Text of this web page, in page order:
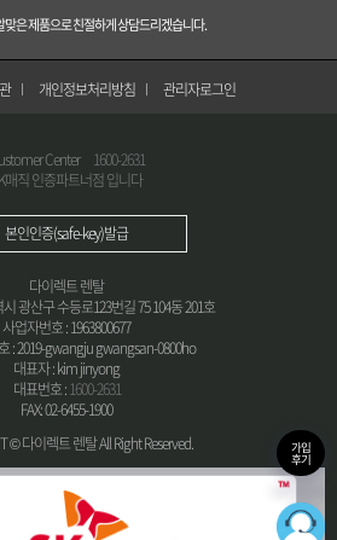
맞은 제품으로 친절하게 상담드리겠습니다.
개인정보처리방침 관리자로그인
Center 1600-2631
매직 인증파트너점 입니다
본인인증(safe-key)발급
다이렉트 렌탈
광산구 수등로123번길 75 104동 201호
사업자번호 : 1963800677
: 2019-gwangju gwangsan-0800ho
대표자 : kim jinyong
대표번호 :1600-2631
FAX: 02-6455-1900
© 다이렉트 렌탈 All Right Reserved.
가입
후기
365
최적